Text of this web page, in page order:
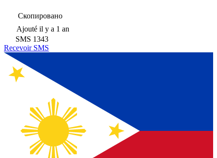
Скопировано
Ajouté il y a 1 an
SMS 1343
Recevoir SMS